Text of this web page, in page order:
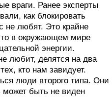
враги. Ранее эксперты
как блокировать
не любят. Это крайне
в окружающем мире
энергии.
любит, делятся на два
кто нам завидует.
люди второго типа. Они
может быть не виден